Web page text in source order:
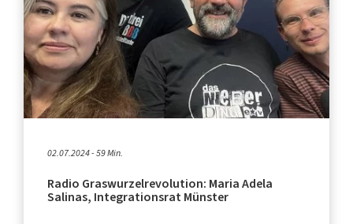
02.07.2024 - 59 Min.
Radio Graswurzelrevolution: Maria Adela
Salinas, Integrationsrat Münster